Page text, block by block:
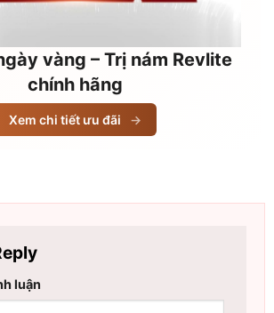
vàng – Trị nám Revlite
chính hãng
Xem chi tiết ưu đãi →
luận